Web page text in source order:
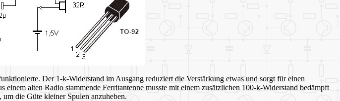
Der 1-k-Widerstand im Ausgang reduziert die Verstärkung etwas und sorgt für einen
alten Radio stammende Ferritantenne musste mit einem zusätzlichen 100-k-Widerstand bedämpft
die Güte kleiner Spulen anzuheben.